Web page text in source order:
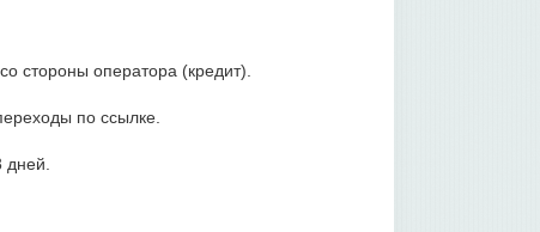
стороны оператора (кредит).
по ссылке.